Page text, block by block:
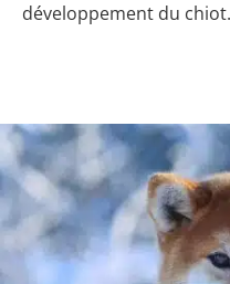
développement du chiot.